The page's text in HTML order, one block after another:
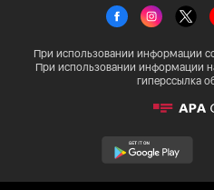
При использовании информации
При использовании информации
гиперссылка